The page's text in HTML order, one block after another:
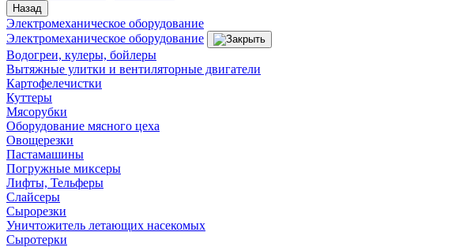
Назад
Электромеханическое оборудование
Электромеханическое оборудование
Водогреи, кулеры, бойлеры
Вытяжные улитки и вентиляторные двигатели
Картофелечистки
Куттеры
Мясорубки
Оборудование мясного цеха
Овощерезки
Пастамашины
Погружные миксеры
Лифты, Тельферы
Слайсеры
Сырорезки
Уничтожитель летающих насекомых
Сыротерки